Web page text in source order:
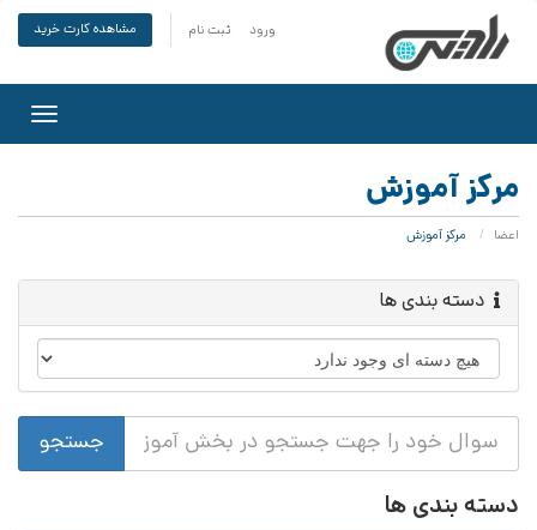
ورود ثبت نام مشاهده کارت خرید
مرکز آموزش
اعضا مرکز آموزش
دسته بندی ها
دسته بندی ها